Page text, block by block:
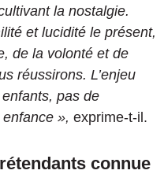
la nostalgie.
et lucidité le présent,
de la volonté et de
réussirons. L’enjeu
pas de
», exprime-t-il.
connue